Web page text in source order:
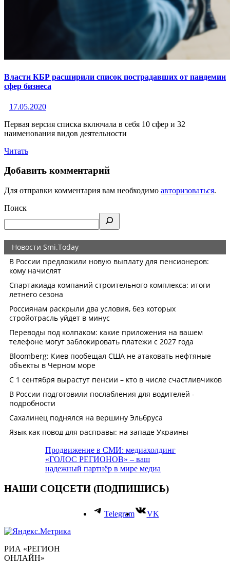
Власти КБР расширили список пострадавших от пандемии
сфер бизнеса
17.05.2020
Первая версия списка включала в себя 10 сфер и 32
наименования видов деятельности
Читать
Добавить комментарий
Для отправки комментария вам необходимо авторизоваться.
Поиск
Продвижение в СМИ: медиахолдинг
«ГОЛОС РЕГИОНОВ» – ваш
надежный партнёр в мире медиа
НАШИ СОЦСЕТИ (ПОДПИШИСЬ)
Telegram VK
РИА «РЕГИОН
ОНЛАЙН»